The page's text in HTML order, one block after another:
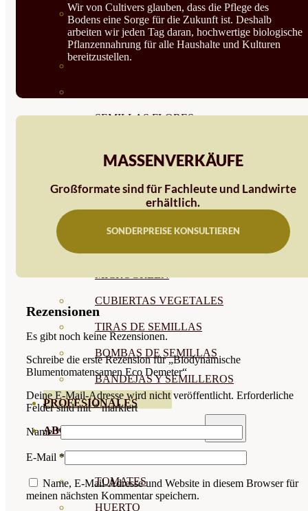
SEMILLAS HORTALIZA DE
HOJA
SEMILLAS FLORES
SEMILLAS TRADICIONALES
SEMILLAS BRASICAS
CUBIERTAS VEGETALES
TIRAS DE SEMILLAS
BOMBAS DE SEMILLAS
BANDEJAS Y SEMILLEROS
PROFESIONALES
ABONOS POR CULTIVO
VER TODOS
TOMATES
HUERTO
Wir von Cultivers glauben, dass die Pflege des
Bodens eine Sorge für die Zukunft ist. Deshalb
arbeiten wir jeden Tag daran, hochwertige biologische
Pflanzennahrung für alle Haushalte und Kulturen
bereitzustellen.
MASSENVERKÄUFE
Großformate sind für Fachleute und Landwirte
erhältlich.
SONDERPREISE KONSULTIEREN
Rezensionen
Es gibt noch keine Rezensionen.
Schreibe die erste Rezension für „Biodynamische
Blumentomatensamen Eco Demeter“
Deine E-Mail-Adresse wird nicht veröffentlicht. Erforderliche
Felder sind mit*markiert
Name*
E-Mail *
Name, E-Mail-Adresse und Website in diesem Browser für
meinen nächsten Kommentar speichern.